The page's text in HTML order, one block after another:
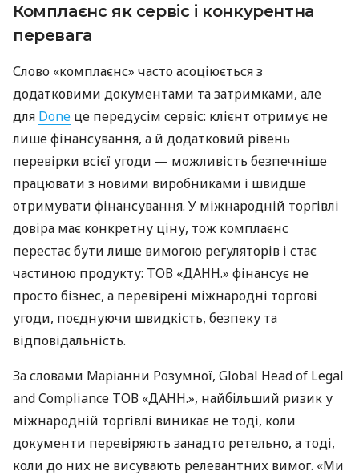
Комплаєнс як сервіс і конкурентна
перевага
Слово «комплаєнс» часто асоціюється з
додатковими документами та затримками, але
для Done це передусім сервіс: клієнт отримує не
лише фінансування, а й додатковий рівень
перевірки всієї угоди — можливість безпечніше
працювати з новими виробниками і швидше
отримувати фінансування. У міжнародній торгівлі
довіра має конкретну ціну, тож комплаєнс
перестає бути лише вимогою регуляторів і стає
частиною продукту: ТОВ «ДАНН.» фінансує не
просто бізнес, а перевірені міжнародні торгові
угоди, поєднуючи швидкість, безпеку та
відповідальність.
За словами Маріанни Розумної, Global Head of Legal
and Compliance ТОВ «ДАНН.», найбільший ризик у
міжнародній торгівлі виникає не тоді, коли
документи перевіряють занадто ретельно, а тоді,
коли до них не висувають релевантних вимог. «Ми